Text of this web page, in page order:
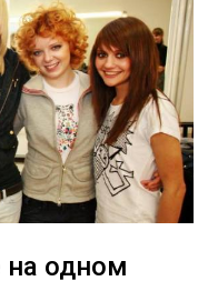
на одном